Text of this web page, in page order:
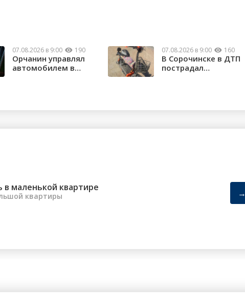
07.08.2026 в 9:00 190
Орчанин управлял
автомобилем в
07.08.2026 в 9:00 160
В Сорочинске в ДТП
пострадал
маленькой квартире
квартиры →